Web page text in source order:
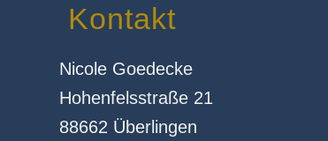
Kontakt
Nicole Goedecke
Hohenfelsstraße 21
88662 Überlingen